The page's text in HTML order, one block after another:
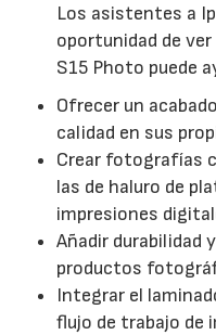
Los asistentes a
oportunidad de
S15 Photo puede
Ofrecer un
calidad en sus
Crear fotografías
las de haluro de
impresiones
Añadir durabilidad
productos
Integrar el
flujo de trabajo de